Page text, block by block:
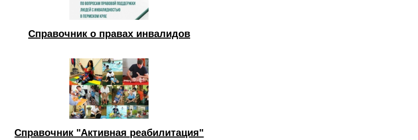
Справочник о правах инвалидов
Справочник "Активная реабилитация"